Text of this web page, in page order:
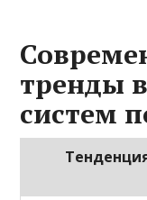
тренды
систем